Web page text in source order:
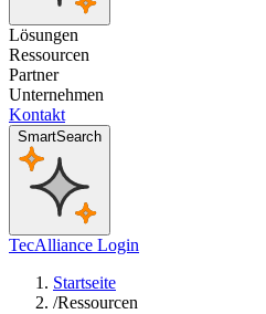
Lösungen
Ressourcen
Partner
Unternehmen
Kontakt
SmartSearch
TecAlliance Login
Startseite
/Ressourcen